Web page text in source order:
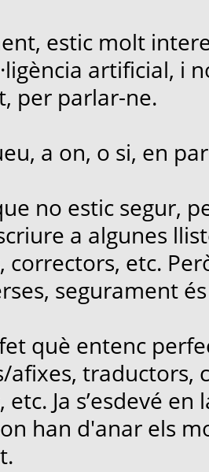
estic molt
artificial, i
per parlar-ne.
a on, o si, en
no estic segur,
a algunes
correctors, etc.
segurament
què entenc
afixes, traductors,
etc. Ja s’esdevé
han d'anar els